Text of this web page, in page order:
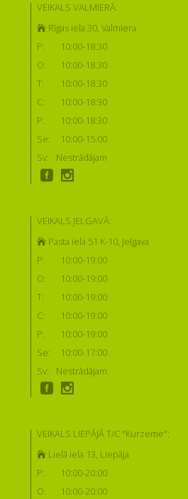
VEIKALS VALMIERĀ:
Rīgas iela 30, Valmiera
P:
10:00-18:30
O:
10:00-18:30
T:
10:00-18:30
C:
10:00-18:30
P:
10:00-18:30
Se:
10:00-15:00
Sv:
Nestrādājam
VEIKALS JELGAVĀ:
Pasta iela 51 K-10, Jelgava
P:
10:00-19:00
O:
10:00-19:00
T:
10:00-19:00
C:
10:00-19:00
P:
10:00-19:00
Se:
10:00-17:00
Sv:
Nestrādājam
VEIKALS LIEPĀJĀ T/C "Kurzeme":
Lielā iela 13, Liepāja
P:
10:00-20:00
O:
10:00-20:00